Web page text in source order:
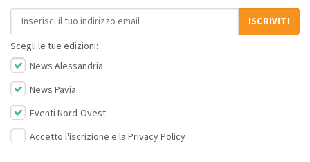
Indirizzo email
ISCRIVITI
Scegli le tue edizioni:
News Alessandria
News Pavia
Eventi Nord-Ovest
Accetto l'iscrizione e la Privacy Policy